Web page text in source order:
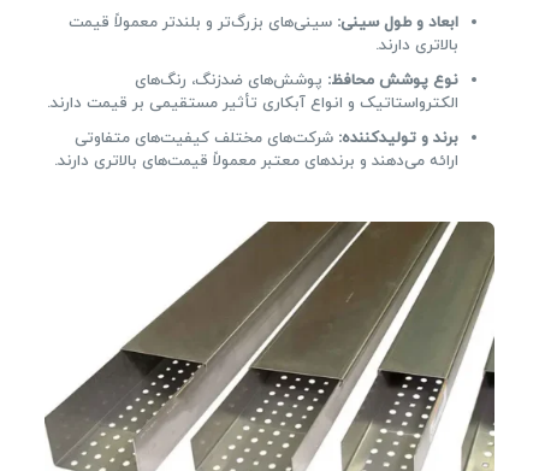
ابعاد و طول سینی: سینی‌های بزرگ‌تر و بلندتر معمولاً قیمت
بالاتری دارند.
نوع پوشش محافظ: پوشش‌های ضدزنگ، رنگ‌های
الکترواستاتیک و انواع آبکاری تأثیر مستقیمی بر قیمت دارند.
برند و تولیدکننده: شرکت‌های مختلف کیفیت‌های متفاوتی
ارائه می‌دهند و برندهای معتبر معمولاً قیمت‌های بالاتری دارند.